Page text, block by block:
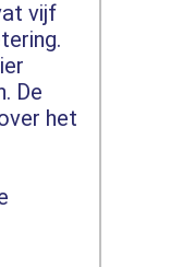
vijf
De
het